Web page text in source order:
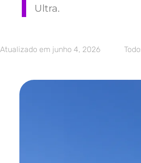
Ultra.
Atualizado em junho 4, 2026